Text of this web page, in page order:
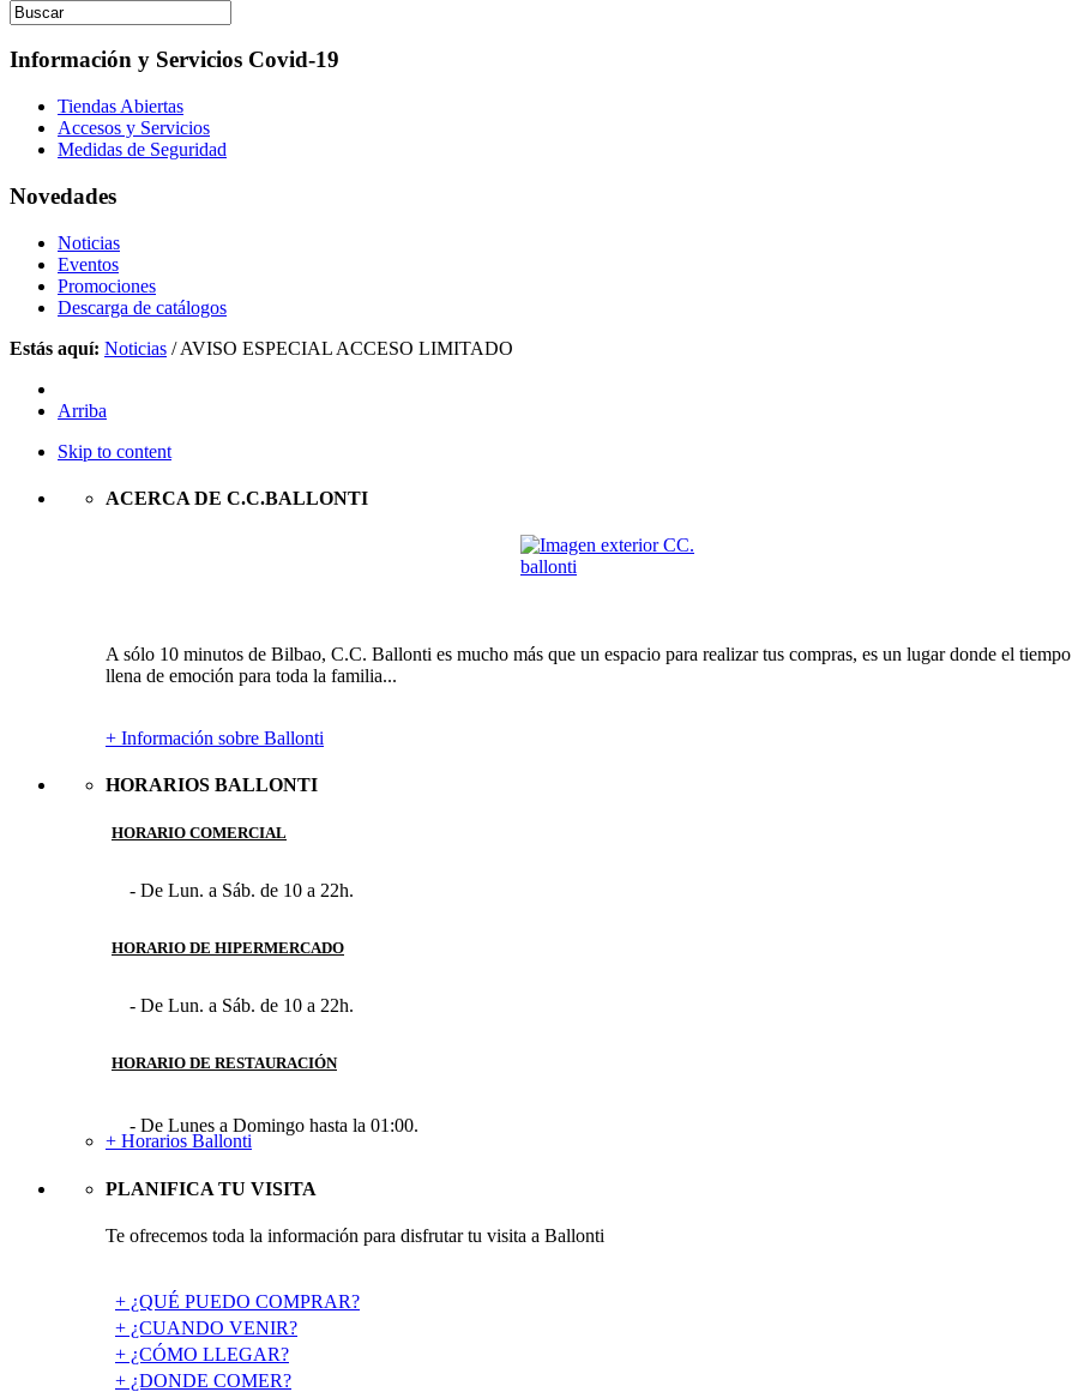
Información y Servicios Covid-19
Tiendas Abiertas
Accesos y Servicios
Medidas de Seguridad
Novedades
Noticias
Eventos
Promociones
Descarga de catálogos
Estás aquí: Noticias /AVISO ESPECIAL ACCESO LIMITADO
Arriba
Skip to content
ACERCA DE C.C.BALLONTI
A sólo 10 minutos de Bilbao, C.C. Ballonti es mucho más que un espacio para realizar tus compras, es un lugar donde el
llena de emoción para toda la familia...
+ Información sobre Ballonti
HORARIOS BALLONTI
HORARIO COMERCIAL
- De Lun. a Sáb. de 10 a 22h.
HORARIO DE HIPERMERCADO
- De Lun. a Sáb. de 10 a 22h.
HORARIO DE RESTAURACIÓN
- De Lunes a Domingo hasta la 01:00.
+ Horarios Ballonti
PLANIFICA TU VISITA
Te ofrecemos toda la información para disfrutar tu visita a Ballonti
+ ¿QUÉ PUEDO COMPRAR?
+ ¿CUANDO VENIR?
+ ¿CÓMO LLEGAR?
+ ¿DONDE COMER?